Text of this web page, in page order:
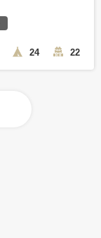
24 22